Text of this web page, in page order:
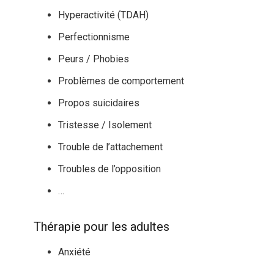
Hyperactivité (TDAH)
Perfectionnisme
Peurs / Phobies
Problèmes de comportement
Propos suicidaires
Tristesse / Isolement
Trouble de l’attachement
Troubles de l’opposition
…
Thérapie pour les adultes
Anxiété